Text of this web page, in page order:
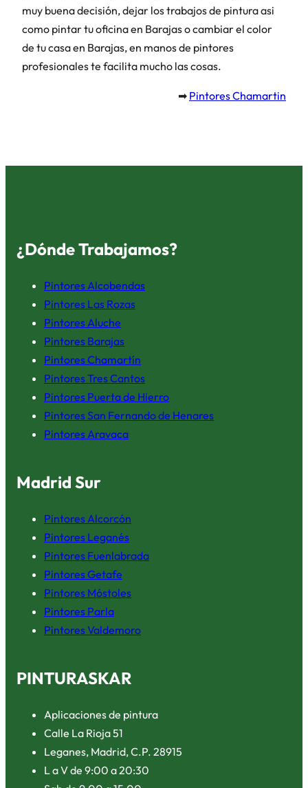
muy buena decisión, dejar los trabajos de pintura asi
como pintar tu oficina en Barajas o cambiar el color
de tu casa en Barajas, en manos de pintores
profesionales te facilita mucho las cosas.
➡ Pintores Chamartin
¿Dónde Trabajamos?
Pintores Alcobendas
Pintores Las Rozas
Pintores Aluche
Pintores Barajas
Pintores Chamartín
Pintores Tres Cantos
Pintores Puerta de Hierro
Pintores San Fernando de Henares
Pintores Aravaca
Madrid Sur
Pintores Alcorcón
Pintores Leganés
Pintores Fuenlabrada
Pintores Getafe
Pintores Móstoles
Pintores Parla
Pintores Valdemoro
PINTURASKAR
Aplicaciones de pintura
Calle La Rioja 51
Leganes, Madrid, C.P. 28915
L a V de 9:00 a 20:30